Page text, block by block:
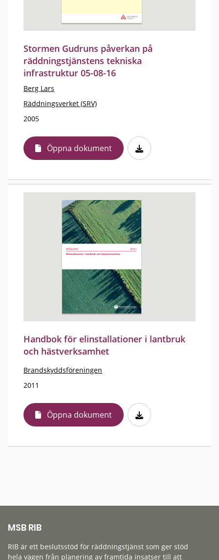
Stormen Gudruns påverkan på
räddningstjänstens tekniska
infrastruktur 05-08-16
Berg Lars
Räddningsverket (SRV)
2005
Öppna dokument
Handbok för elinstallationer i lantbruk
och hästverksamhet
Brandskyddsföreningen
2011
Öppna dokument
MSB RIB
RIB är ett beslutsstöd för räddningstjänst som ger stöd
hela vägen från planering av framtida insatser till att